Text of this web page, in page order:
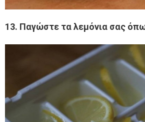
13. Παγώστε τα λεμόνια σας